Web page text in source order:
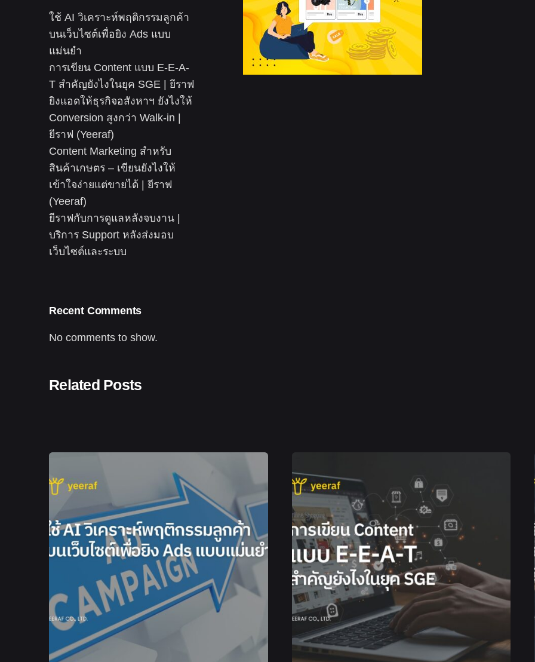
ใช้ AI วิเคราะห์พฤติกรรมลูกค้า
บนเว็บไซต์เพื่อยิง Ads แบบ
แม่นยำ
การเขียน Content แบบ E-E-A-
T สำคัญยังไงในยุค SGE | ยีราฟ
ยิงแอดให้ธุรกิจอสังหาฯ ยังไงให้
Conversion สูงกว่า Walk-in |
ยีราฟ (Yeeraf)
Content Marketing สำหรับ
สินค้าเกษตร – เขียนยังไงให้
เข้าใจง่ายแต่ขายได้ | ยีราฟ
(Yeeraf)
ยีราฟกับการดูแลหลังจบงาน |
บริการ Support หลังส่งมอบ
เว็บไซต์และระบบ
Recent Comments
No comments to show.
Related Posts